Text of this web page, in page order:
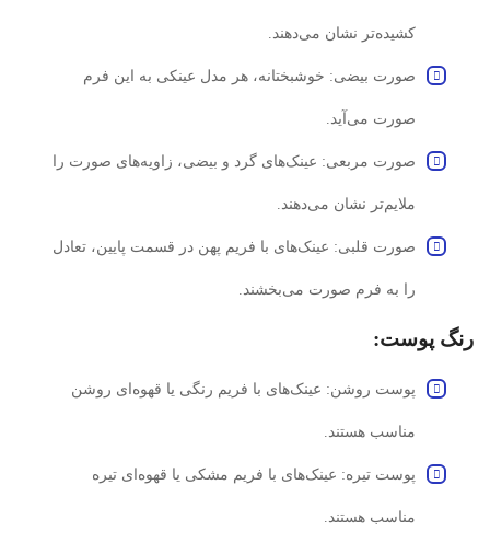
کشیده‌تر نشان می‌دهند.
صورت بیضی: خوشبختانه، هر مدل عینکی به این فرم
صورت می‌آید.
صورت مربعی: عینک‌های گرد و بیضی، زاویه‌های صورت را
ملایم‌تر نشان می‌دهند.
صورت قلبی: عینک‌های با فریم پهن در قسمت پایین، تعادل
را به فرم صورت می‌بخشند.
رنگ پوست:
پوست روشن: عینک‌های با فریم رنگی یا قهوه‌ای روشن
مناسب هستند.
پوست تیره: عینک‌های با فریم مشکی یا قهوه‌ای تیره
مناسب هستند.